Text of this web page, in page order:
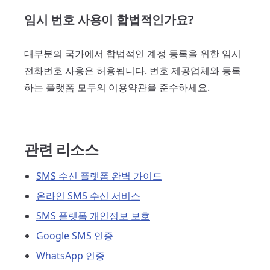
임시 번호 사용이 합법적인가요?
대부분의 국가에서 합법적인 계정 등록을 위한 임시
전화번호 사용은 허용됩니다. 번호 제공업체와 등록
하는 플랫폼 모두의 이용약관을 준수하세요.
관련 리소스
SMS 수신 플랫폼 완벽 가이드
온라인 SMS 수신 서비스
SMS 플랫폼 개인정보 보호
Google SMS 인증
WhatsApp 인증